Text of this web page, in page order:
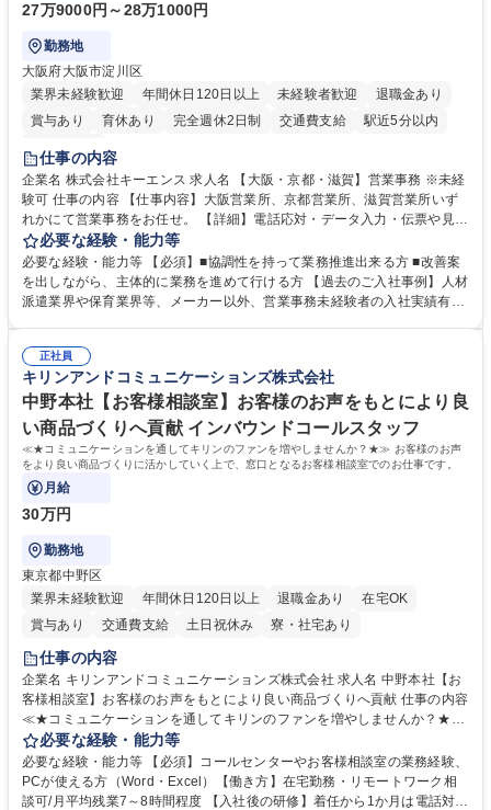
27万9000円～28万1000円
勤務地
大阪府大阪市淀川区
業界未経験歓迎
年間休日120日以上 未経験者歓迎
退職金あり
賞与あり
育休あり 完全週休2日制 交通費支給
駅近5分以内
土日祝休み
仕事の内容
企業名 株式会社キーエンス 求人名 【大阪・京都・滋賀】営業事務 ※未経
験可 仕事の内容 【仕事内容】大阪営業所、京都営業所、滋賀営業所いず
れかにて営業事務をお任せ。 【詳細】電話応対・データ入力・伝票や見積
の作成・カタログ送付・来客対応・営業所内で発生する事務業務や業務改
善をお任せ。 【教育制度】ご入社後、育成担当とペアになりながらOJTに
て業務を覚えていただくことが可能です。業務システムがきちんと構築さ
れているため、スムーズに仕事に慣れることができる環境です。また、
募集職種 【大阪・京都・滋賀】営業事務 ※未経験可
必要な経験・能力等
必要な経験・能力等 【必須】■協調性を持って業務推進出来る方 ■改善案
を出しながら、主体的に業務を進めて行ける方 【過去のご入社事例】人材
派遣業界や保育業界等、メーカー以外、営業事務未経験者の入社実績有
えて、お客様や社員の状況に合わせ、能動的なサポート、改善の動きも期
待され。組織を支えるスペシャリストとして、チームに貢献し、結果的に
社員から頼られる存在になることができます。平均19:30の退勤以降の業
務の持ち帰りも禁止されており、メリハリのある働き方となります。 学
歴・資格 学歴：大学院 大学 高専 短大 語学力： 資格：
正社員
キリンアンドコミュニケーションズ株式会社
中野本社【お客様相談室】お客様のお声をもとにより良
い商品づくりへ貢献 インバウンドコールスタッフ
≪★コミュニケーションを通してキリンのファンを増やしませんか？★≫ お客様のお声
をより良い商品づくりに活かしていく上で、窓口となるお客様相談室でのお仕事です。
月給
30万円
勤務地
東京都中野区
業界未経験歓迎
年間休日120日以上 退職金あり
在宅OK
賞与あり
交通費支給 土日祝休み 寮・社宅あり
仕事の内容
企業名 キリンアンドコミュニケーションズ株式会社 求人名 中野本社【お
客様相談室】お客様のお声をもとにより良い商品づくりへ貢献 仕事の内容
≪★コミュニケーションを通してキリンのファンを増やしませんか？★≫
お客様のお声をより良い商品づくりに活かしていく上で、窓口となるお客
様相談室でのお仕事です。 日々お客様からいただくキリングループへのご
意見を、企業活動に活かしています。お客様からの声に迅速かつ誠意をも
って対応、情報提供するとともにグループ内活動に反映しています。 【具
必要な経験・能力等
必要な経験・能力等 【必須】コールセンターやお客様相談室の業務経験、
PCが使える方（Word・Excel）【働き方】在宅勤務・リモートワーク相
談可/月平均残業7～8時間程度 【入社後の研修】着任から1か月は電話対応